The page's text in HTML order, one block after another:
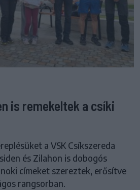
is remekeltek a csíki
a VSK Csíkszereda
és Zilahon is dobogós
címeket szereztek, erősítve
rangsorban.